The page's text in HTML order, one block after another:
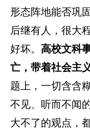
形态阵地能否巩
后继有人，很大
好坏。 高校文科
亡，带着社会主
题上，一切含含
不见、听而不闻
大不了的观点，